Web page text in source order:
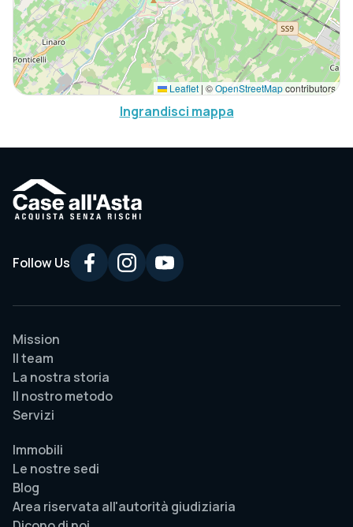
Leaflet | ©OpenStreetMapcontributors
Ingrandisci mappa
Follow Us
Mission
Il team
La nostra storia
Il nostro metodo
Servizi
Immobili
Le nostre sedi
Blog
Area riservata all'autorità giudiziaria